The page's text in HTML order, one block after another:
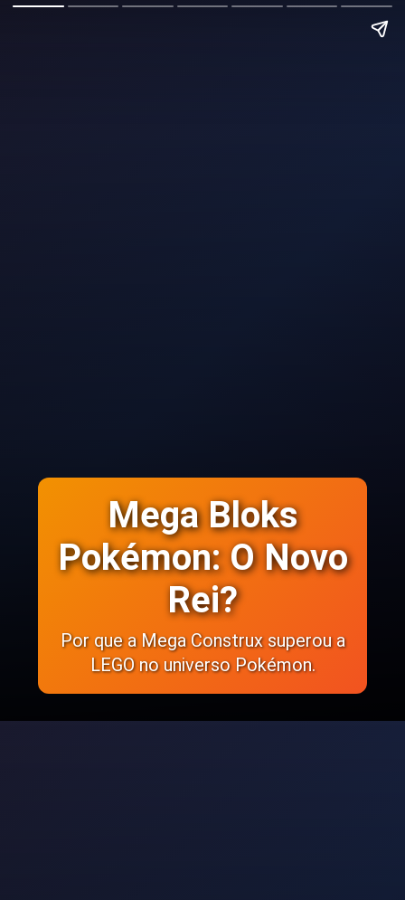
Mega Bloks
Pokémon: O Novo
Rei?
Por que a Mega Construx superou a
LEGO no universo Pokémon.